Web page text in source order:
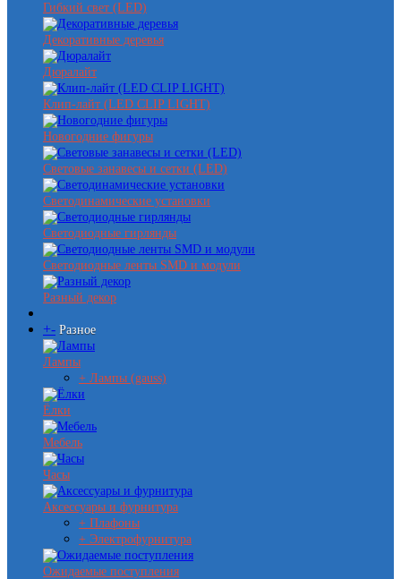
Гибкий свет (LED)
Декоративные деревья
Дюралайт
Клип-лайт (LED CLIP LIGHT)
Новогодние фигуры
Световые занавесы и сетки (LED)
Светодинамические установки
Светодиодные гирлянды
Светодиодные ленты SMD и модули
Разный декор
+- Разное
Лампы
+ Лампы (gauss)
Ёлки
Мебель
Часы
Аксессуары и фурнитура
+ Плафоны
+ Электрофурнитура
Ожидаемые поступления